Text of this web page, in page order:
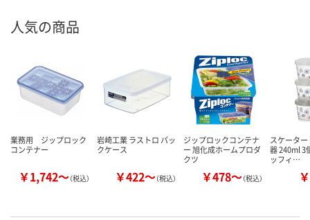
人気の商品
業務用 ジップロック
コンテナー
￥1,742～（税込）
岩崎工業 ラストロ パッ
クケース
￥422～（税込）
ジップロックコンテナ
ー 旭化成ホームプロダ
クツ
￥478～（税込）
スケータ
器 240ml 3
ッフィ…